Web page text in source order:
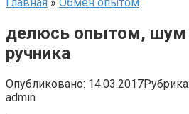
делюсь опытом, шум
ручника
Опубликовано: 14.03.2017Рубрика:
admin